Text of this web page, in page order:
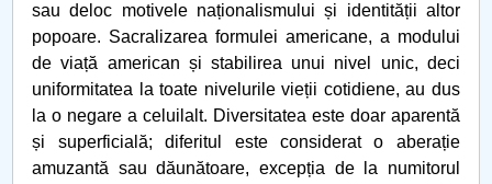
“CAZUL” ŞTIINŢELOR UMANE. O PLEDOARIE
PRECAUTĂ
Ce mai rămâne uman în transumanism
Thomas Molnar
sau deloc motivele naționalismului și identității altor
popoare. Sacralizarea formulei americane, a modului
de viață american și stabilirea unui nivel unic, deci
uniformitatea la toate nivelurile vieții cotidiene, au dus
la o negare a celuilalt. Diversitatea este doar aparentă
și superficială; diferitul este considerat o aberație
amuzantă sau dăunătoare, excepția de la numitorul